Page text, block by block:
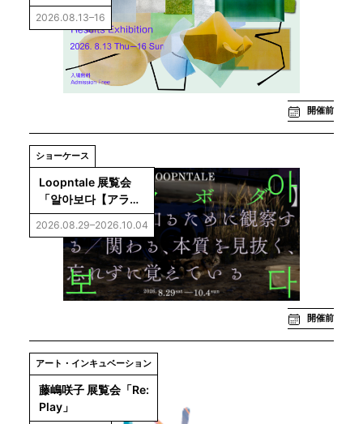
示「Future
Ideations
Camp
Vol.8：30
年後の
ファッショ
2026.08.13–16
開催前
ショーケース
Loopntale 展覧会
「알아보다【アラボ
ダ】──気づく、知る
ために観察する／関
わる、本質を見抜
く、忘れずに覚えて
いる」
2026.08.29–2026.10.04
開催前
アート・インキュベーション
藤嶋咲子 展覧会「Re:
Play」